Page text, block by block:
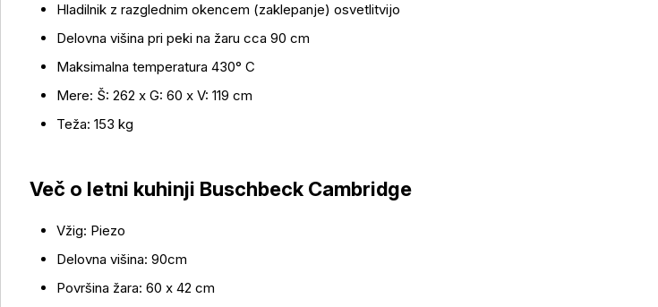
Hladilnik z razglednim okencem (zaklepanje) osvetlitvijo
Delovna višina pri peki na žaru cca 90 cm
Maksimalna temperatura 430° C
Mere: Š: 262 x G: 60 x V: 119 cm
Teža: 153 kg
Več o letni kuhinji Buschbeck Cambridge
Vžig: Piezo
Delovna višina: 90cm
Površina žara: 60 x 42 cm